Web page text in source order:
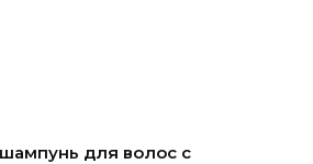
для волос с